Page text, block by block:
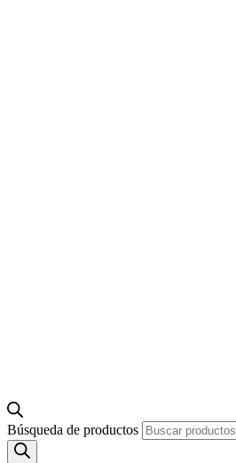
Búsqueda de productos